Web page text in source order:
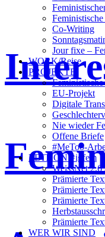
Co-Writing
Jour fixe –
WORK/Reise
PROJEKTE
EU-Projekt
Digitale
Nie wieder
Offene Briefe
#MeToo-
EDITION ≠igfem
WeissNet 2.6
Prämierte
Prämierte
Prämierte
Prämierte
WER WIR SIND